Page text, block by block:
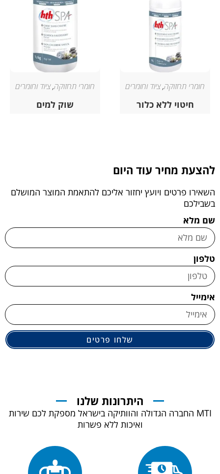
חומרי תחזוקה,ציוד וחומרים
חיטוי ללא כלור
חומרי תחזוקה,ציוד וחומרים
שוק למים
להצעת מחיר עוד היום
השאירו פרטים ויועץ יחזור אליכם להתאמת המוצר המושלם
בשבילכם
שם מלא
טלפון
אימייל
שלחו פרטים
היתרונות שלנו
MTI החברה הגדולה והוותיקה בישראל מספקת לכם שירות
ואיכות ללא פשרות